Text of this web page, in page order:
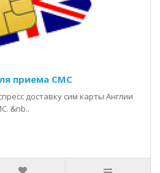
приема СМС
доставку сим карты Англии
&nb..